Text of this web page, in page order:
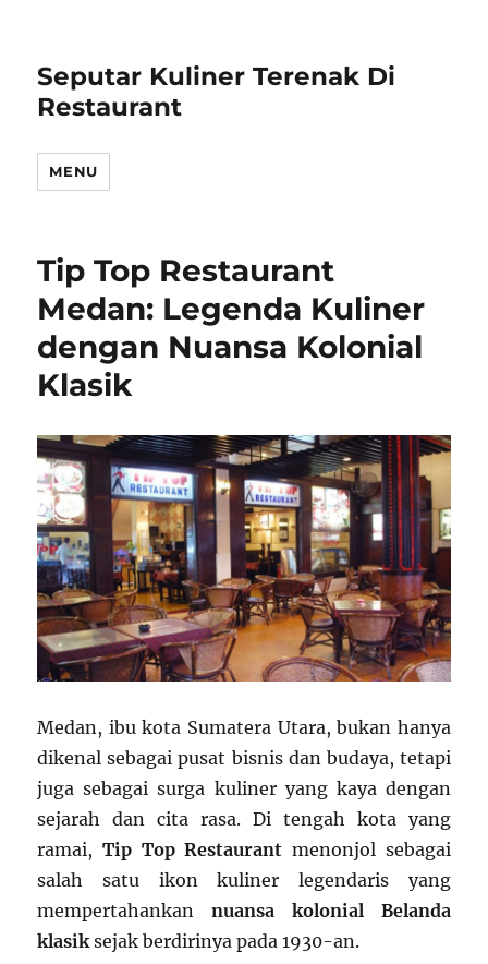
Seputar Kuliner Terenak Di
Restaurant
MENU
Tip Top Restaurant
Medan: Legenda Kuliner
dengan Nuansa Kolonial
Klasik
Medan, ibu kota Sumatera Utara, bukan hanya
dikenal sebagai pusat bisnis dan budaya, tetapi
juga sebagai surga kuliner yang kaya dengan
sejarah dan cita rasa. Di tengah kota yang
ramai,Tip Top Restaurant menonjol sebagai
salah satu ikon kuliner legendaris yang
mempertahankannuansa kolonial Belanda
klasiksejak berdirinya pada 1930-an.